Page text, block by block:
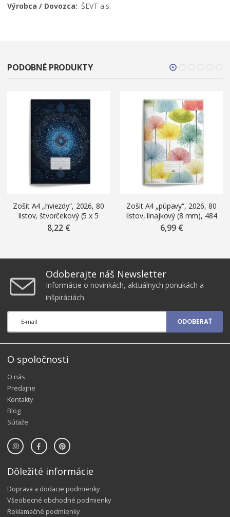
ŠEVT a.s.
PODOBNÉ PRODUKTY
Zošit A4 „hviezdy“, 2026, 80
listov, štvorčekový (5 x 5
mm), 485
8,22 €
Zošit A4 „púpavy“, 2026, 80
listov, linajkový (8 mm), 484
6,99 €
Odoberajte náš Newsletter
Informácie o novinkách, aktuálnych ponukách a
inšpiráciách.
ODOBERAŤ
O spoločnosti
O nás
Predajne
Kontakty
Blog
Súťaže
Dôležité informácie
Doprava a dodacie podmienky
Všeobecné obchodné podmienky
Reklamačné podmienky